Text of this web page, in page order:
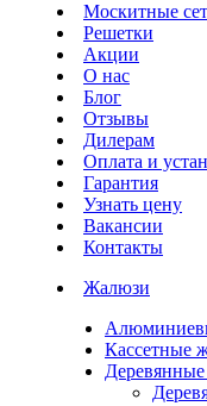
Москитные
Решетки
Акции
О нас
Блог
Отзывы
Дилерам
Оплата и
Гарантия
Узнать цену
Вакансии
Контакты
Жалюзи
Кассетные